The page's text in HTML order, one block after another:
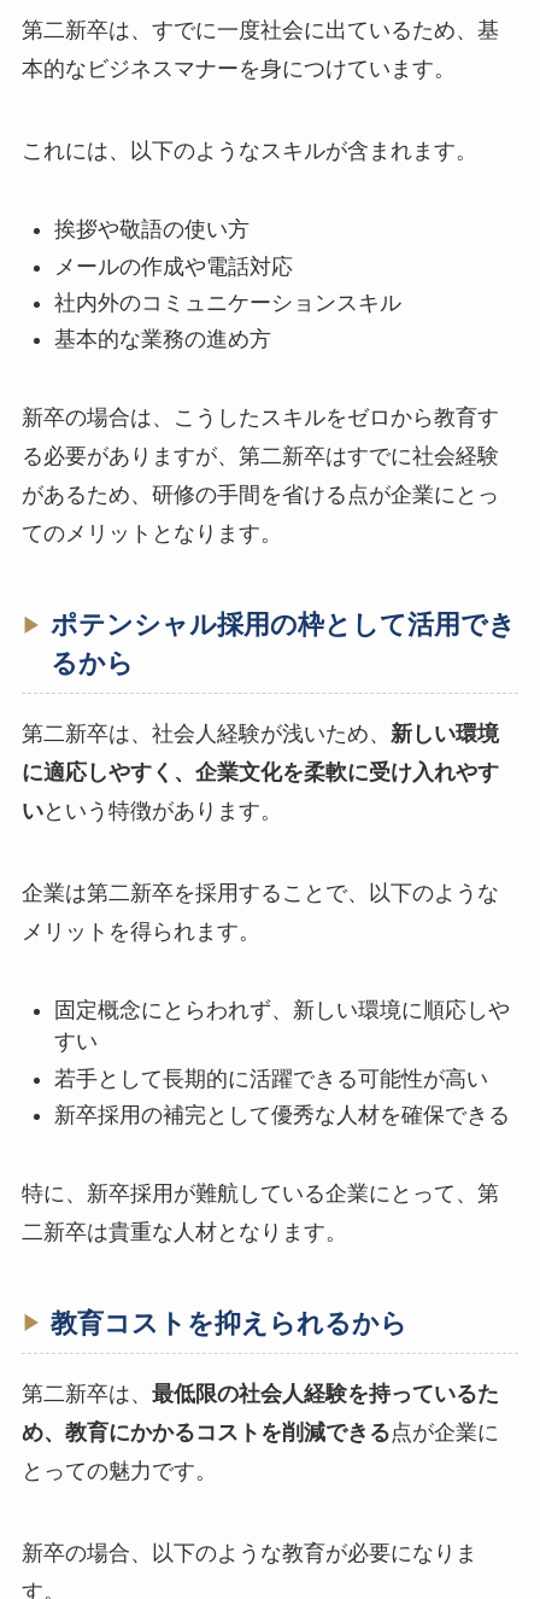
第二新卒は、すでに一度社会に出ているため、基
本的なビジネスマナーを身につけています。
これには、以下のようなスキルが含まれます。
挨拶や敬語の使い方
メールの作成や電話対応
社内外のコミュニケーションスキル
基本的な業務の進め方
新卒の場合は、こうしたスキルをゼロから教育す
る必要がありますが、第二新卒はすでに社会経験
があるため、研修の手間を省ける点が企業にとっ
てのメリットとなります。
ポテンシャル採用の枠として活用でき
るから
第二新卒は、社会人経験が浅いため、 新しい環境
に適応しやすく、企業文化を柔軟に受け入れやす
いという特徴があります。
企業は第二新卒を採用することで、以下のような
メリットを得られます。
固定概念にとらわれず、新しい環境に順応しや
すい
若手として長期的に活躍できる可能性が高い
新卒採用の補完として優秀な人材を確保できる
特に、新卒採用が難航している企業にとって、第
二新卒は貴重な人材となります。
教育コストを抑えられるから
第二新卒は、 最低限の社会人経験を持っているた
め、教育にかかるコストを削減できる点が企業に
とっての魅力です。
新卒の場合、以下のような教育が必要になりま
す。